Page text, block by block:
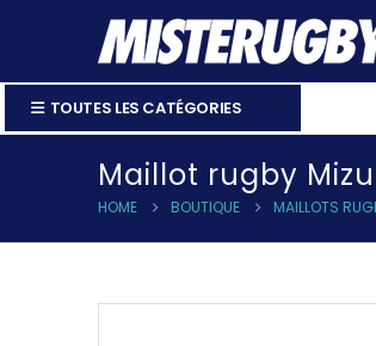
TOUTES LES CATÉGORIES
Maillot rugby
HOME BOUTIQUE MAILLOTS